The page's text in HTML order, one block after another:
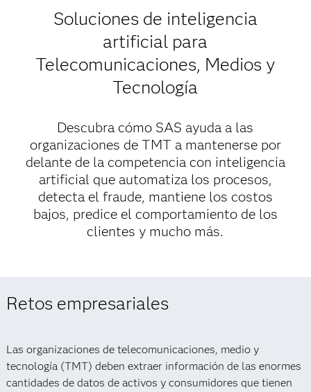
Soluciones de inteligencia
artificial para
Telecomunicaciones, Medios y
Tecnología
Descubra cómo SAS ayuda a las
organizaciones de TMT a mantenerse por
delante de la competencia con inteligencia
artificial que automatiza los procesos,
detecta el fraude, mantiene los costos
bajos, predice el comportamiento de los
clientes y mucho más.
Retos empresariales
Las organizaciones de telecomunicaciones, medio y
tecnología (TMT) deben extraer información de las enormes
cantidades de datos de activos y consumidores que tienen